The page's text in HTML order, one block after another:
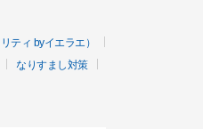
ティ byイエラエ）
なりすまし対策